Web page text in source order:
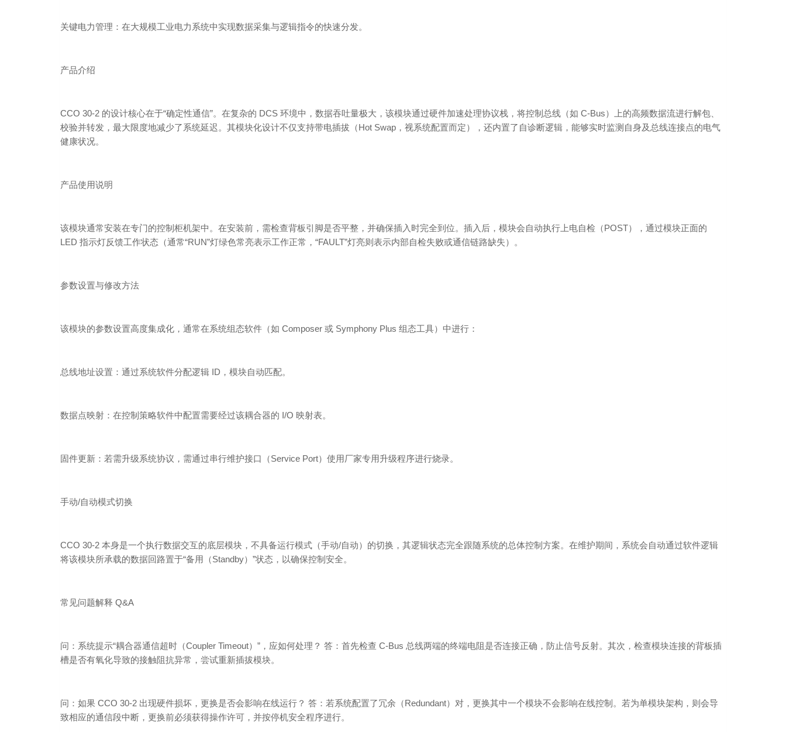
关键电力管理：在大规模工业电力系统中实现数据采集与逻辑指令的快速分发。
产品介绍
CCO 30-2 的设计核心在于“确定性通信”。在复杂的 DCS 环境中，数据吞吐量极大，该模块通过硬件加速处理协议栈，将控制总线（如 C-Bus）上的高频数据流进行解包、
校验并转发，最大限度地减少了系统延迟。其模块化设计不仅支持带电插拔（Hot Swap，视系统配置而定），还内置了自诊断逻辑，能够实时监测自身及总线连接点的电气
健康状况。
产品使用说明
该模块通常安装在专门的控制柜机架中。在安装前，需检查背板引脚是否平整，并确保插入时完全到位。插入后，模块会自动执行上电自检（POST），通过模块正面的
LED 指示灯反馈工作状态（通常“RUN”灯绿色常亮表示工作正常，“FAULT”灯亮则表示内部自检失败或通信链路缺失）。
参数设置与修改方法
该模块的参数设置高度集成化，通常在系统组态软件（如 Composer 或 Symphony Plus 组态工具）中进行：
总线地址设置：通过系统软件分配逻辑 ID，模块自动匹配。
数据点映射：在控制策略软件中配置需要经过该耦合器的 I/O 映射表。
固件更新：若需升级系统协议，需通过串行维护接口（Service Port）使用厂家专用升级程序进行烧录。
手动/自动模式切换
CCO 30-2 本身是一个执行数据交互的底层模块，不具备运行模式（手动/自动）的切换，其逻辑状态完全跟随系统的总体控制方案。在维护期间，系统会自动通过软件逻辑
将该模块所承载的数据回路置于“备用（Standby）”状态，以确保控制安全。
常见问题解释 Q&A
问：系统提示“耦合器通信超时（Coupler Timeout）”，应如何处理？ 答：首先检查 C-Bus 总线两端的终端电阻是否连接正确，防止信号反射。其次，检查模块连接的背板插
槽是否有氧化导致的接触阻抗异常，尝试重新插拔模块。
问：如果 CCO 30-2 出现硬件损坏，更换是否会影响在线运行？ 答：若系统配置了冗余（Redundant）对，更换其中一个模块不会影响在线控制。若为单模块架构，则会导
致相应的通信段中断，更换前必须获得操作许可，并按停机安全程序进行。